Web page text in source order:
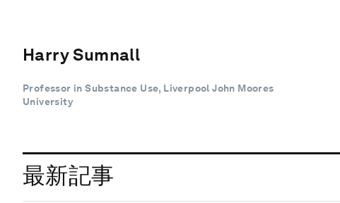
Harry Sumnall
Professor in Substance Use, Liverpool John Moores
University
最新記事